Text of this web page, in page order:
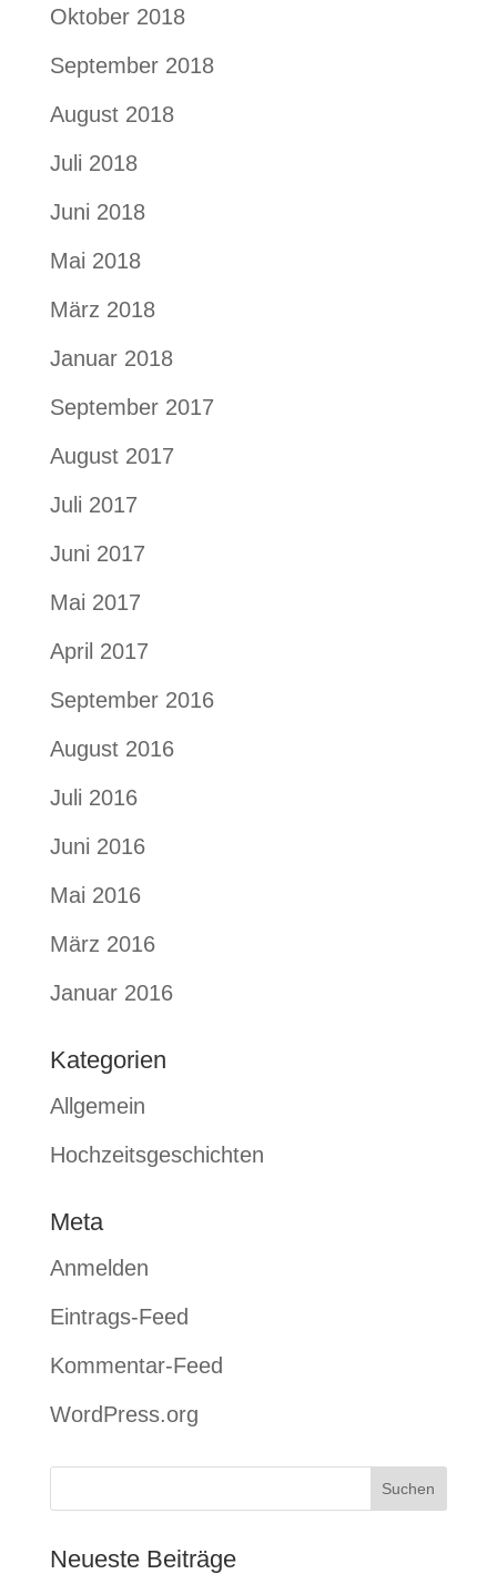
Oktober 2018
September 2018
August 2018
Juli 2018
Juni 2018
Mai 2018
März 2018
Januar 2018
September 2017
August 2017
Juli 2017
Juni 2017
Mai 2017
April 2017
September 2016
August 2016
Juli 2016
Juni 2016
Mai 2016
März 2016
Januar 2016
Kategorien
Allgemein
Hochzeitsgeschichten
Meta
Anmelden
Eintrags-Feed
Kommentar-Feed
WordPress.org
Neueste Beiträge